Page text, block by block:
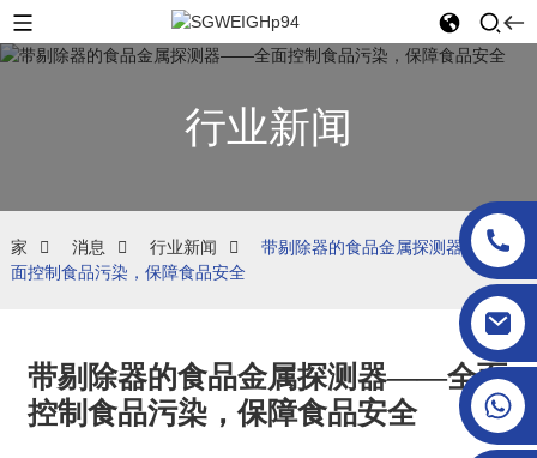
行业新闻
家 消息 行业新闻
带剔除器的食品金属探测器——全
面控制食品污染，保障食品安全
带剔除器的食品金属探测器——全面
控制食品污染，保障食品安全